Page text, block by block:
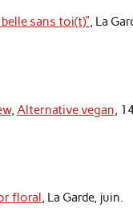
sans toi(t)”, La
, Alternative vegan,
floral, La Garde, juin.